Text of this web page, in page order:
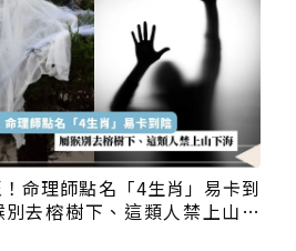
命理師點名「4生肖」易卡到
別去榕樹下、這類人禁上山下